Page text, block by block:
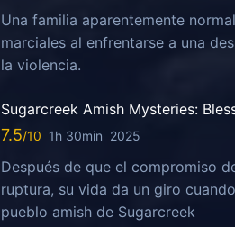
Una familia aparentemente
marciales al enfrentarse a una
la violencia.
Sugarcreek Amish Mysteries:
7.5 1h 30min 2025
Después de que el compromiso
ruptura, su vida da un giro
pueblo amish de Sugarcreek